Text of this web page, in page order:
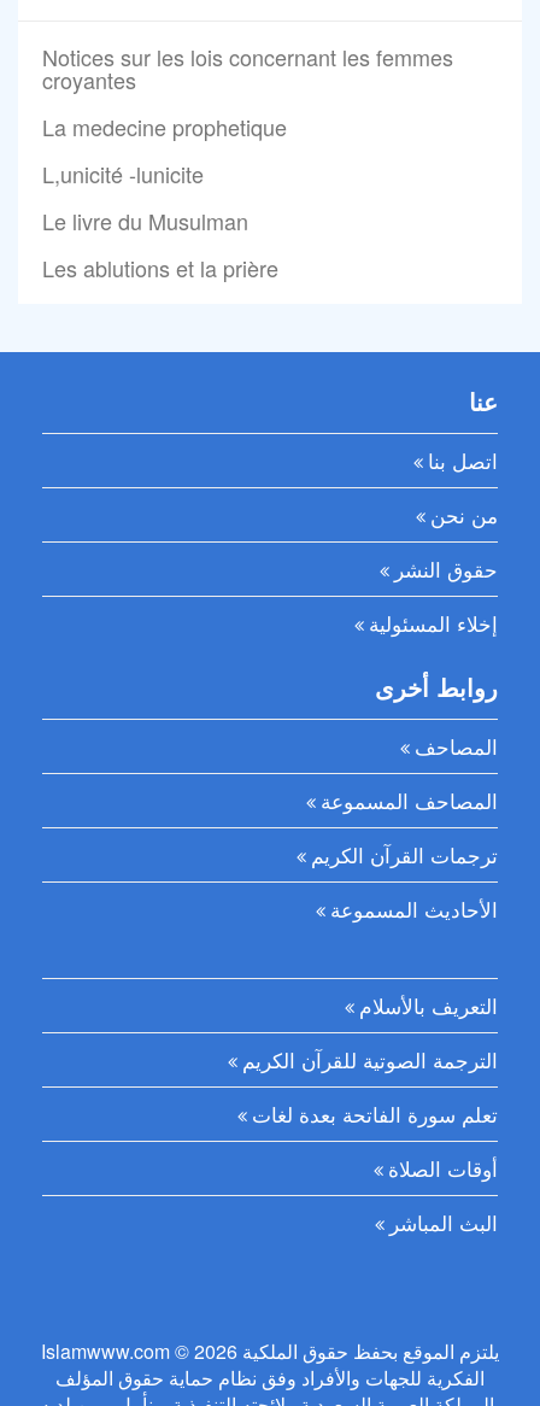
Notices sur les lois concernant les femmes
croyantes
La medecine prophetique
L,unicité -lunicite
Le livre du Musulman
Les ablutions et la prière
عنا
اتصل بنا
من نحن
حقوق النشر
إخلاء المسئولية
روابط أخرى
المصاحف
المصاحف المسموعة
ترجمات القرآن الكريم
الأحاديث المسموعة
التعريف بالأسلام
الترجمة الصوتية للقرآن الكريم
تعلم سورة الفاتحة بعدة لغات
أوقات الصلاة
البث المباشر
Islamwww.com © 2026 يلتزم الموقع بحفظ حقوق الملكية
الفكرية للجهات والأفراد وفق نظام حماية حقوق المؤلف